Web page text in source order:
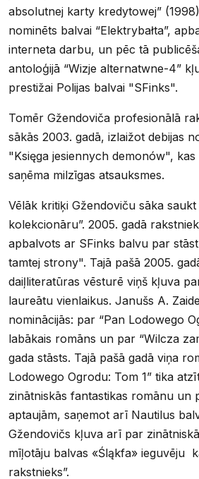
absolutnej karty kredytowej”
nominēts balvai “Elektrybałta”,
interneta darbu, un pēc tā
antoloģijā “Wizje alternatwne-4”
prestižai Polijas balvai "SFinks".
Tomēr Gžendoviča profesionālā
sākās 2003. gadā, izlaižot debijas
"Księga jesiennych demonów",
saņēma milzīgas atsauksmes.
Vēlāk kritiķi Gžendoviču sāka
kolekcionāru”. 2005. gadā
apbalvots ar SFinks balvu par
tamtej strony". Tajā pašā 2005.
daiļliteratūras vēsturē viņš kļuva
laureātu vienlaikus. Janušs A.
nominācijās: par “Pan Lodowego
labākais romāns un par “Wilcza
gada stāsts. Tajā pašā gadā viņa
Lodowego Ogrodu: Tom 1” tika
zinātniskās fantastikas romānu un
aptaujām, saņemot arī Nautilus
Gžendovičs kļuva arī par
mīļotāju balvas «Śląkfа» ieguvēju
rakstnieks”.